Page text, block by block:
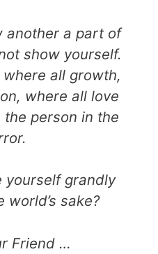
another a part of
show yourself.
all growth,
where all love
person in the
yourself grandly
world’s sake?
Friend …